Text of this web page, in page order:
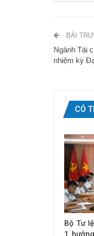
BÀI
Ngành Tài
nhiệm kỳ
CÓ
Bộ Tư
1